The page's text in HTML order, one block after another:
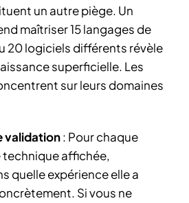
un autre piège. Un
maîtriser 15 langages de
20 logiciels différents révèle
superficielle. Les
sur leurs domaines
validation: Pour chaque
affichée,
quelle expérience elle a
Si vous ne